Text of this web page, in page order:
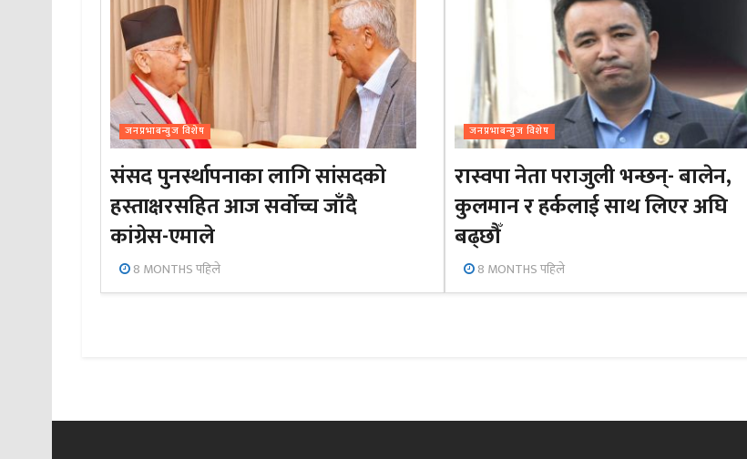
जनप्रभाबन्युज विशेष
संसद पुनर्स्थापनाका लागि सांसदको
हस्ताक्षरसहित आज सर्वोच्च जाँदै
कांग्रेस-एमाले
8 MONTHS पहिले
जनप्रभाबन्युज विशेष
रास्वपा नेता पराजुली भन्छन्- बालेन,
कुलमान र हर्कलाई साथ लिएर अघि
बढ्छौँ
8 MONTHS पहिले